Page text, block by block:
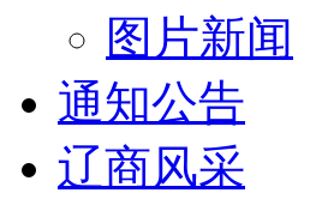
图片新闻
通知公告
辽商风采